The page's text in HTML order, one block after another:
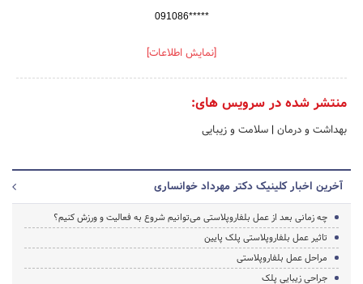
091086*****
[نمایش اطلاعات]
منتشر شده در سرویس های:
بهداشت و درمان | سلامت و زیبایی
آخرین اخبار کلینیک دکتر مهرداد خوانساری
چه زمانی بعد از عمل بلفاروپلاستی می‌توانیم شروع به فعالیت و ورزش کنیم؟
تاثیر عمل بلفاروپلاستی پلک پایین
مراحل عمل بلفاروپلاستی
جراحی زیبایی پلک